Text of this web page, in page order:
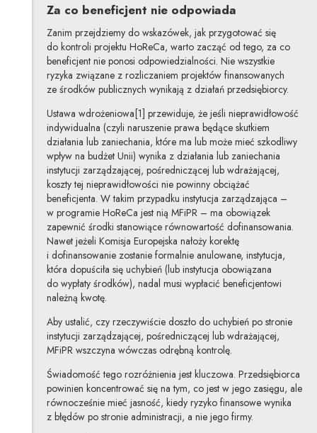
Za co beneficjent nie odpowiada
Zanim przejdziemy do wskazówek, jak przygotować się
do kontroli projektu HoReCa, warto zacząć od tego, za co
beneficjent nie ponosi odpowiedzialności. Nie wszystkie
ryzyka związane z rozliczaniem projektów finansowanych
ze środków publicznych wynikają z działań przedsiębiorcy.
Ustawa wdrożeniowa[1] przewiduje, że jeśli nieprawidłowość
indywidualna (czyli naruszenie prawa będące skutkiem
działania lub zaniechania, które ma lub może mieć szkodliwy
wpływ na budżet Unii) wynika z działania lub zaniechania
instytucji zarządzającej, pośredniczącej lub wdrażającej,
koszty tej nieprawidłowości nie powinny obciążać
beneficjenta. W takim przypadku instytucja zarządzająca –
w programie HoReCa jest nią MFiPR – ma obowiązek
zapewnić środki stanowiące równowartość dofinansowania.
Nawet jeżeli Komisja Europejska nałoży korektę
i dofinansowanie zostanie formalnie anulowane, instytucja,
która dopuściła się uchybień (lub instytucja obowiązana
do wypłaty środków), nadal musi wypłacić beneficjentowi
należną kwotę.
Aby ustalić, czy rzeczywiście doszło do uchybień po stronie
instytucji zarządzającej, pośredniczącej lub wdrażającej,
MFiPR wszczyna wówczas odrębną kontrolę.
Świadomość tego rozróżnienia jest kluczowa. Przedsiębiorca
powinien koncentrować się na tym, co jest w jego zasięgu, ale
równocześnie mieć jasność, kiedy ryzyko finansowe wynika
z błędów po stronie administracji, a nie jego firmy.